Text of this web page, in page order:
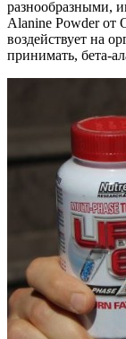
разнообразными,
Alanine Powder от
воздействует на
принимать, бета-